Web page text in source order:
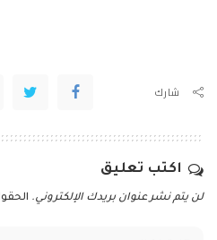
شارك
اكتب تعليق
لن يتم نشر عنوان بريدك الإلكتروني.